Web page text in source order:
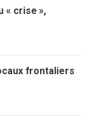
« crise »,
frontaliers